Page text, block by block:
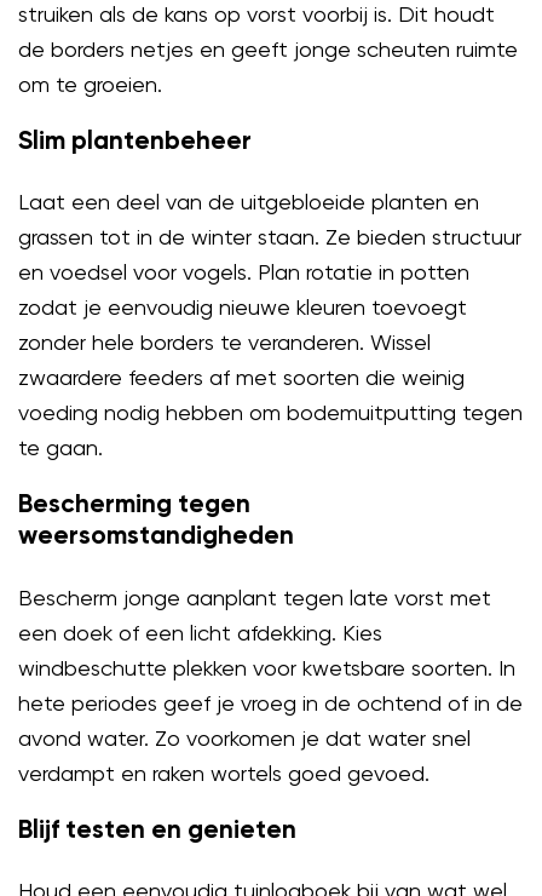
struiken als de kans op vorst voorbij is. Dit houdt
de borders netjes en geeft jonge scheuten ruimte
om te groeien.
Slim plantenbeheer
Laat een deel van de uitgebloeide planten en
grassen tot in de winter staan. Ze bieden structuur
en voedsel voor vogels. Plan rotatie in potten
zodat je eenvoudig nieuwe kleuren toevoegt
zonder hele borders te veranderen. Wissel
zwaardere feeders af met soorten die weinig
voeding nodig hebben om bodemuitputting tegen
te gaan.
Bescherming tegen
weersomstandigheden
Bescherm jonge aanplant tegen late vorst met
een doek of een licht afdekking. Kies
windbeschutte plekken voor kwetsbare soorten. In
hete periodes geef je vroeg in de ochtend of in de
avond water. Zo voorkomen je dat water snel
verdampt en raken wortels goed gevoed.
Blijf testen en genieten
Houd een eenvoudig tuinlogboek bij van wat wel